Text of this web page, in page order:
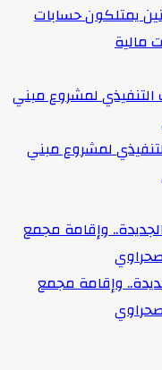
المواطنين يمتلكون حسابات
مالية
لمشروع مبني
وإقامة مجمع